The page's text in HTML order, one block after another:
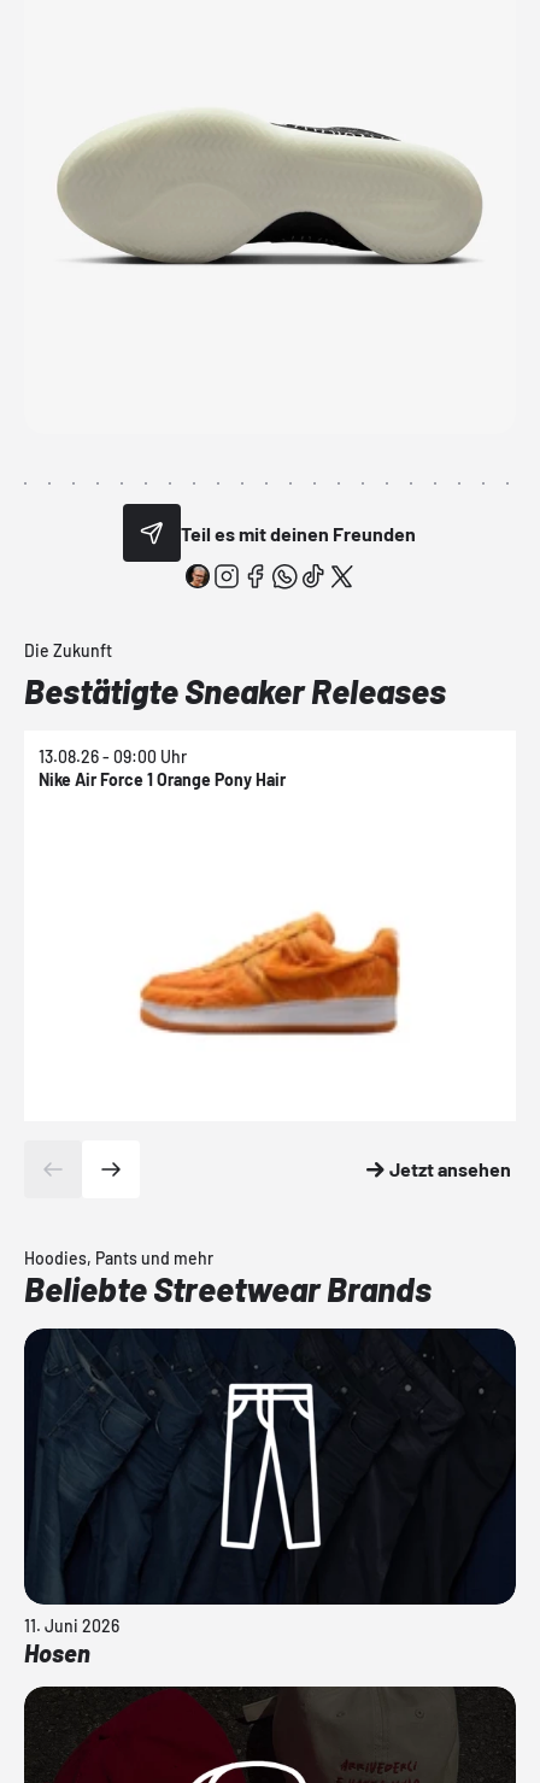
Teil es mit deinen Freunden
Die Zukunft
Bestätigte Sneaker Releases
13.08.26 - 09:00 Uhr
Nike Air Force 1 Orange Pony Hair
Jetzt ansehen
Hoodies, Pants und mehr
Beliebte Streetwear Brands
11. Juni 2026
Hosen